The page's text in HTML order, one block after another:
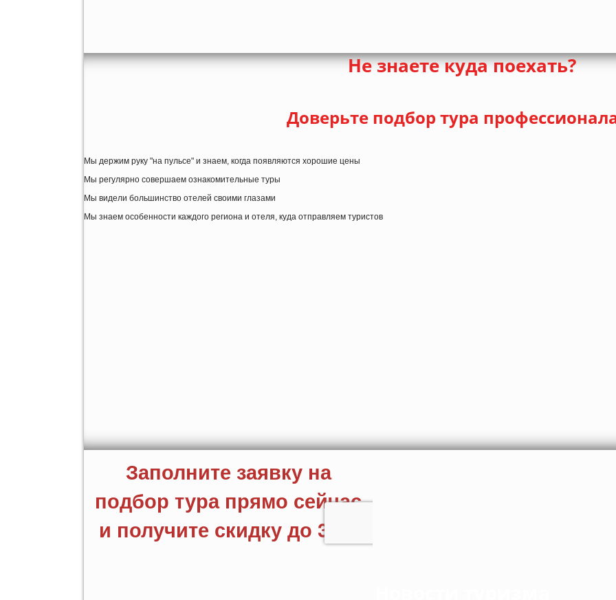
Не знаете куда поехать?
Доверьте подбор тура
Мы держим руку "на пульсе" и знаем, когда появляются хорошие цены
Мы регулярно совершаем ознакомительные туры
Мы видели большинство отелей своими глазами
Мы знаем особенности каждого региона и отеля, куда отправляем туристов